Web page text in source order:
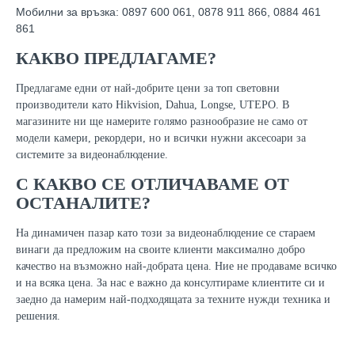
Мобилни за връзка: 0897 600 061, 0878 911 866, 0884 461
861
КАКВО ПРЕДЛАГАМЕ?
Предлагаме едни от най-добрите цени за топ световни
производители като Hikvision, Dahua, Longse, UTEPO. В
магазините ни ще намерите голямо разнообразие не само от
модели камери, рекордери, но и всички нужни аксесоари за
системите за видеонаблюдение.
С КАКВО СЕ ОТЛИЧАВАМЕ ОТ
ОСТАНАЛИТЕ?
На динамичен пазар като този за видеонаблюдение се стараем
винаги да предложим на своите клиенти максимално добро
качество на възможно най-добрата цена. Ние не продаваме всичко
и на всяка цена. За нас е важно да консултираме клиентите си и
заедно да намерим най-подходящата за техните нужди техника и
решения.